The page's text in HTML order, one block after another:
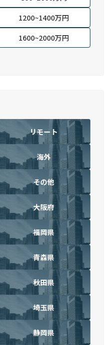
1200~1400万円
1600~2000万円
リモート
海外
その他
大阪府
福岡県
青森県
秋田県
埼玉県
静岡県